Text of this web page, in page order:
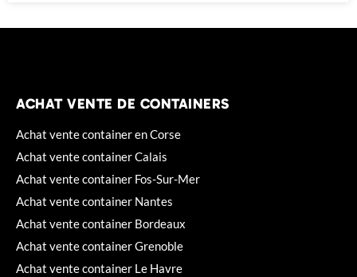
ACHAT VENTE DE CONTAINERS
Achat vente container en Corse
Achat vente container Calais
Achat vente container Fos-Sur-Mer
Achat vente container Nantes
Achat vente container Bordeaux
Achat vente container Grenoble
Achat vente container Le Havre